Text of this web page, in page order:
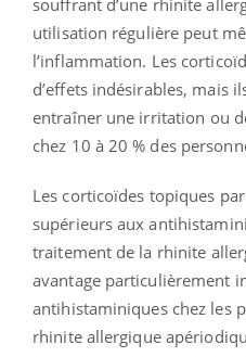
souffrant d’une rhinite
utilisation régulière peut
l’inflammation. Les
d’effets indésirables, mais
entraîner une irritation ou
chez 10 à 20 % des
Les corticoïdes topiques
supérieurs aux
traitement de la rhinite
avantage particulièrement
antihistaminiques chez les
rhinite allergique